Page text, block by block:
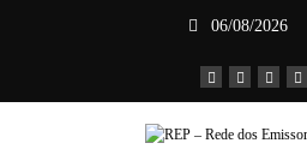
06/08/2026